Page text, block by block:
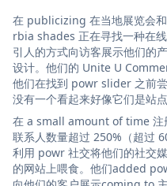
在 publicizing 在当地展览会和
rbia shades 正在寻找一种在
引人的方式向访客展示他们的
设计。他们的 Unite U
他们在找到 powr slider 之前
没有一个看起来好像它们是站
在 a small amount of time
联系人数量超过 250%（超过
利用 powr 社交将他们的社交
的网站上喂食。他们added